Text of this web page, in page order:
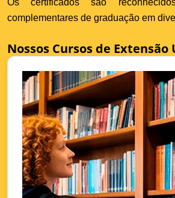
Os certificados são
complementares de graduação em
Nossos Cursos de